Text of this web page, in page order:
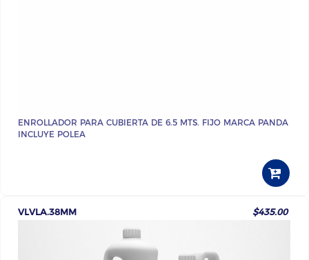
ENROLLADOR PARA CUBIERTA DE 6.5 MTS. FIJO MARCA PANDA
INCLUYE POLEA
VLVLA.38MM $435.00